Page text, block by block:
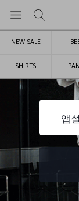
NEW SALE
SHIRTS
앱